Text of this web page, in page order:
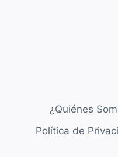
¿Quiénes
Política de